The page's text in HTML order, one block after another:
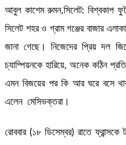
আবুল কাশেম রুমন,সিলেট: বিশ্বকাপ
সিলেট শহর ও গ্রাম গঞ্জের বাজার
জানা গেছে। নিজেদের প্রিয় দল
চ্যাম্পিয়নকে হারিয়ে, অনেক কঠিন
এমন বিজয়ের পর কি আর ঘরে বসে
এলেন মেসিভক্তরা।
রোববার (১৮ ডিসেম্বর) রাতে